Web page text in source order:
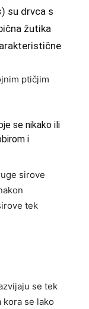
) su drvca s
žutika
ptičjim
se nikako ili
i
sirove
tek
se tek
se lako